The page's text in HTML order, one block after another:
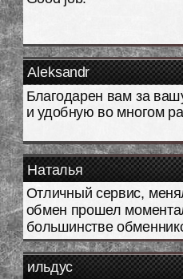
Aleksandr
Благодарен вам за
и удобную во многом
Наталья
Отличный сервис,
обмен прошел
большинстве
ильдус